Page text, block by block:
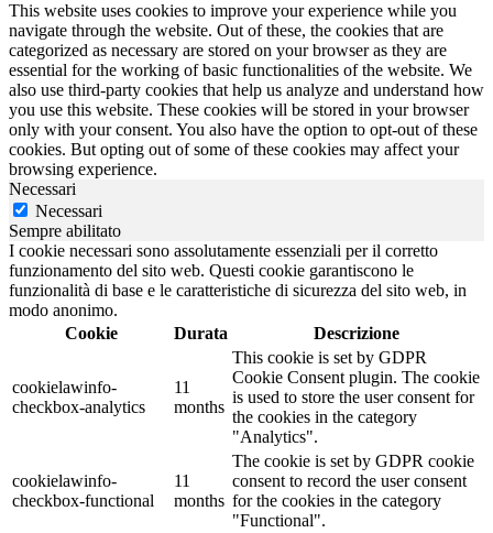
This website uses cookies to improve your experience while you
navigate through the website. Out of these, the cookies that are
categorized as necessary are stored on your browser as they are
essential for the working of basic functionalities of the website. We
also use third-party cookies that help us analyze and understand how
you use this website. These cookies will be stored in your browser
only with your consent. You also have the option to opt-out of these
cookies. But opting out of some of these cookies may affect your
browsing experience.
Necessari
Necessari
Sempre abilitato
I cookie necessari sono assolutamente essenziali per il corretto
funzionamento del sito web. Questi cookie garantiscono le
funzionalità di base e le caratteristiche di sicurezza del sito web, in
modo anonimo.
Cookie
Durata Descrizione
cookielawinfo-
checkbox-analytics
11
months
This cookie is set by GDPR
Cookie Consent plugin. The cookie
is used to store the user consent for
the cookies in the category
"Analytics".
cookielawinfo-
checkbox-functional
11
months
The cookie is set by GDPR cookie
consent to record the user consent
for the cookies in the category
"Functional".